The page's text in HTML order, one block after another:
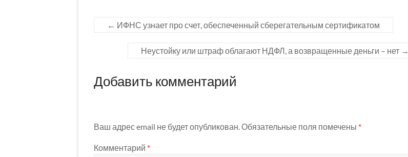
← ИФНС узнает про счет, обеспеченный сберегательным сертификатом
Неустойку или штраф облагают НДФЛ, а возвращенные деньги – нет →
Добавить комментарий
Ваш адрес email не будет опубликован. Обязательные поля помечены *
Комментарий *